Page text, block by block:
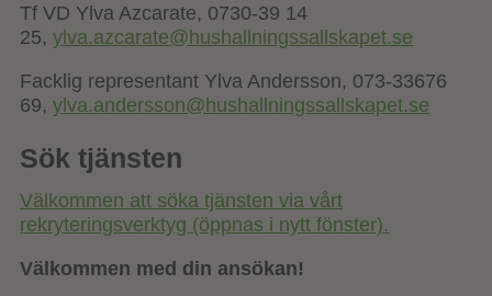
Tf VD Ylva Azcarate, 0730-39 14
25, ylva.azcarate@hushallningssallskapet.se
Facklig representant Ylva Andersson, 073-33676
69, ylva.andersson@hushallningssallskapet.se
Sök tjänsten
Välkommen att söka tjänsten via vårt
rekryteringsverktyg (öppnas i nytt fönster).
Välkommen med din ansökan!